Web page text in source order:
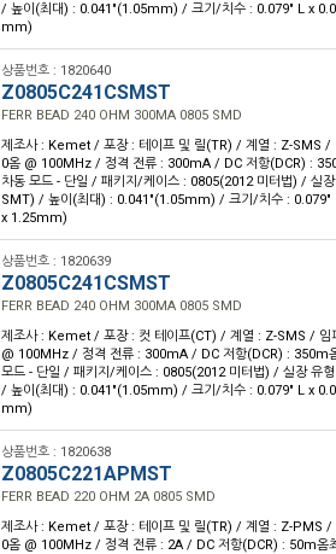
/ 높이(최대) : 0.041"(1.05mm) / 크기/치수 : 0.079" L x
mm)
상품번호 : 1820640
Z0805C241CSMST
FERR BEAD 240 OHM 300MA 0805 SMD
제조사 : Kemet / 포장 : 테이프 및 릴(TR) / 계열 : Z-SMS /
0옴 @ 100MHz / 정격 전류 : 300mA / DC 저항(DCR) :
차동 모드 - 단일 / 패키지/케이스 : 0805(2012 미터법) / 실
SMT) / 높이(최대) : 0.041"(1.05mm) / 크기/치수 :
x 1.25mm)
상품번호 : 1820639
Z0805C241CSMST
FERR BEAD 240 OHM 300MA 0805 SMD
제조사 : Kemet / 포장 : 컷 테이프(CT) / 계열 : Z-SMS / 임
@ 100MHz / 정격 전류 : 300mA / DC 저항(DCR) : 350m
모드 - 단일 / 패키지/케이스 : 0805(2012 미터법) / 실장 유
/ 높이(최대) : 0.041"(1.05mm) / 크기/치수 : 0.079" L x
mm)
상품번호 : 1820638
Z0805C221APMST
FERR BEAD 220 OHM 2A 0805 SMD
제조사 : Kemet / 포장 : 테이프 및 릴(TR) / 계열 : Z-PMS /
0옴 @ 100MHz / 정격 전류 : 2A / DC 저항(DCR) : 50m옴